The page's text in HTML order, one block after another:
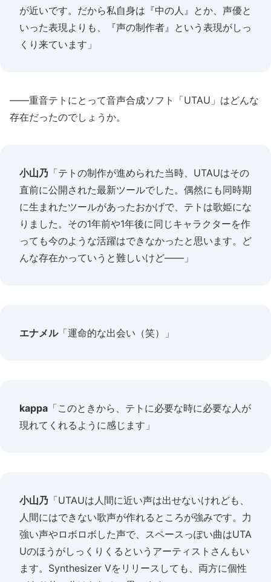
が近いです。だから私自身は『中の人』とか、声優と
いった表現よりも、『声の制作者』という表現がしっ
くり来ています」
――重音テトにとって音声合成ソフト「UTAU」はどんな
存在だったのでしょうか。
小山乃 「テトの制作が進められた当時、UTAUはその
直前に公開された最新ツールでした。偶然にも同時期
に生まれたツールがあったおかげで、テトは歌姫にな
りました。その1年前や1年後に同じキャラクターを作
っても今のような活躍はできなかったと思います。ど
んな存在かっていうと難しいけど――」
エナメル「運命的な出会い（笑）」
kappa 「このときから、テトに必要な時に必要な人が
現れてくれるように感じます」
小山乃 「UTAUは人間に近い声は出せないけれども、
人間にはできない歌声が作れるところが強みです。力
強い声やロボロボした声で、スペースっぽい曲はUTA
Uのほうがしっくりくるというアーティストさんもい
ます。Synthesizer Vをリリースしても、両方に個性